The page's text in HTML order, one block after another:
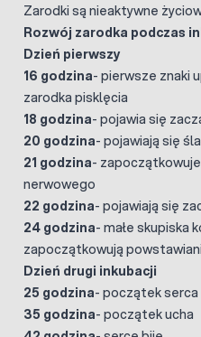
Zarodki są nieaktywne
Rozwój zarodka podczas
Dzień pierwszy
16 godzina- pierwsze znaki
zarodka pisklęcia
18 godzina- pojawia się
20 godzina- pojawiają się
21 godzina-
nerwowego
22 godzina- pojawiają się
24 godzina- małe skupiska
zapoczątkowują
Dzień drugi inkubacji
25 godzina- początek serca
35 godzina- początek ucha